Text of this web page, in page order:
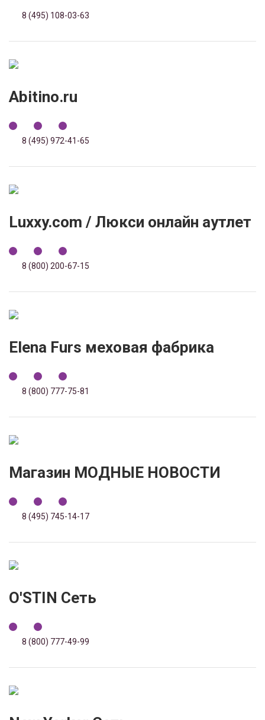
8 (495) 108-03-63
Abitino.ru
8 (495) 972-41-65
Luxxy.com / Люкси онлайн аутлет
8 (800) 200-67-15
Elena Furs меховая фабрика
8 (800) 777-75-81
Магазин МОДНЫЕ НОВОСТИ
8 (495) 745-14-17
O'STIN Сеть
8 (800) 777-49-99